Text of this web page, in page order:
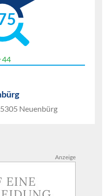
44
Neuenbürg
Anzeige